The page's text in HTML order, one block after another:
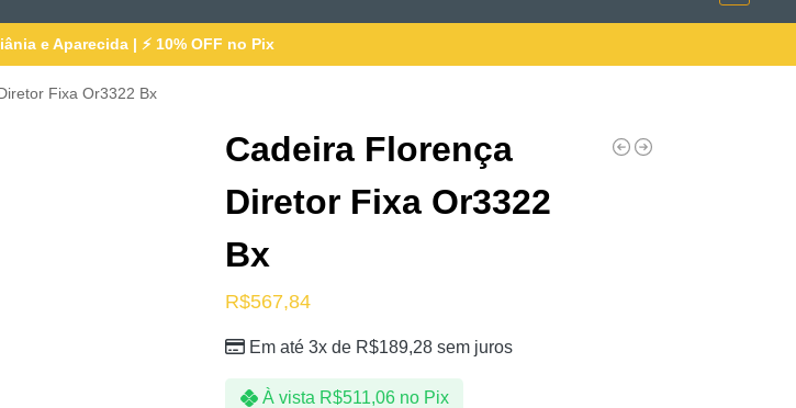
e Aparecida | ⚡ 10% OFF no Pix
Fixa Or3322 Bx
Cadeira Florença
Diretor Fixa Or3322
Bx
R$567,84
À vista R$511,06 no Pix
Em até 3x de R$189,28 sem juros